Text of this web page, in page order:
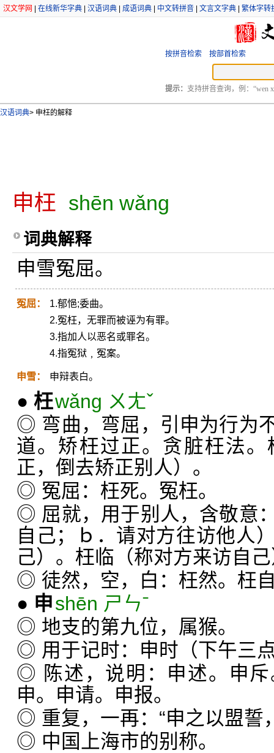
汉文学网 在线新华字典 汉语词典 成语词典 中文转拼音 文言文字典 繁体字转
按拼音检索 按部首检索
提示： 支持拼音查询，例：“wen
汉语词典> 申枉的解释
申枉 shēn wǎng
词典解释
申雪冤屈。
冤屈：
1.郁悒;委曲。
2.冤枉，无罪而被诬为有罪。
3.指加人以恶名或罪名。
4.指冤狱﹐冤案。
申雪： 申辩表白。
● 枉wǎng ㄨㄤˇ
◎ 弯曲，弯屈，引申为行为
道。矫枉过正。贪脏枉法
正，倒去矫正别人）。
◎ 冤屈：枉死。冤枉。
◎ 屈就，用于别人，含敬意
自己；ｂ．请对方往访他人
己）。枉临（称对方来访自
◎ 徒然，空，白：枉然。枉
● 申shēn ㄕㄣˉ
◎ 地支的第九位，属猴。
◎ 用于记时：申时（下午三
◎ 陈述，说明：申述。申
申。申请。申报。
◎ 重复，一再：“申之以盟誓
◎ 中国上海市的别称。